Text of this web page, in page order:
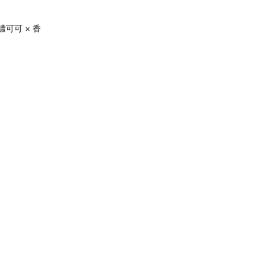
可可 × 香